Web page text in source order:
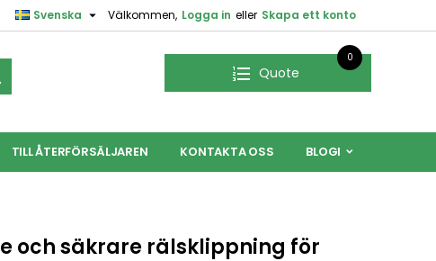
Välkommen, Logga in eller Skapa ett konto
Svenska 
Quote
0
TILL ÅTERFÖRSÄLJAREN KONTAKTA OSS BLOGI
och säkrare rälsklippning för